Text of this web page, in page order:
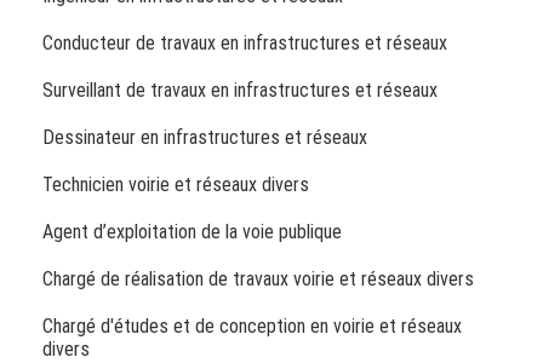
Conducteur de travaux en infrastructures et réseaux
Surveillant de travaux en infrastructures et réseaux
Dessinateur en infrastructures et réseaux
Technicien voirie et réseaux divers
Agent d’exploitation de la voie publique
Chargé de réalisation de travaux voirie et réseaux divers
Chargé d'études et de conception en voirie et réseaux
divers